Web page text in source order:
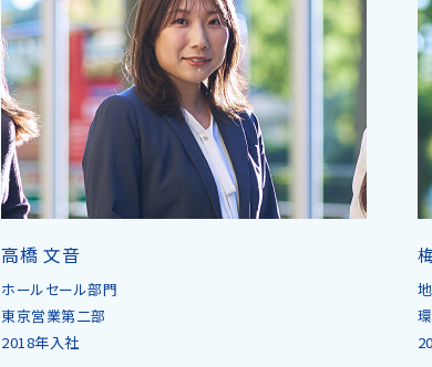
高橋 文音
ホールセール部門
東京営業第二部
2018年入社